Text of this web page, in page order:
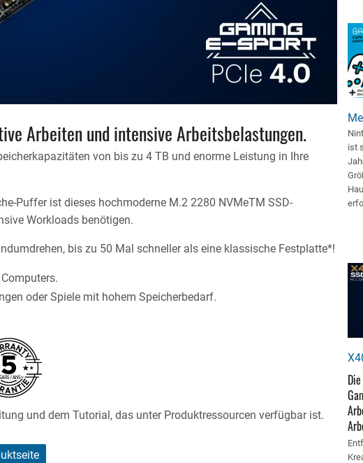
Arbeiten und intensive Arbeitsbelastungen.
von bis zu 4 TB und enorme Leistung in Ihre
Puffer ist dieses hochmoderne M.2 2280 NVMeTM SSD-
Workloads benötigen.
bis zu 50 Mal schneller als eine klassische Festplatte*!
oder Spiele mit hohem Speicherbedarf.
und dem Tutorial, das unter Produktressourcen verfügbar ist.
ist